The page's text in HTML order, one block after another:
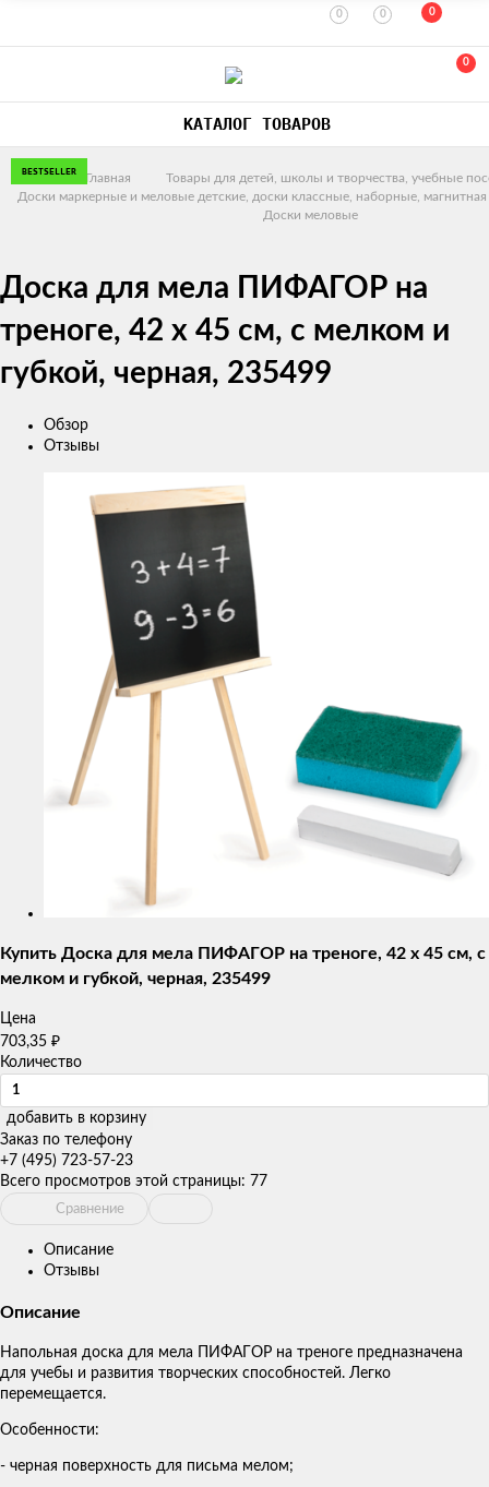
0 0 0
0
КАТАЛОГ ТОВАРОВ
Главная
Товары для детей, школы и творчества, учебные
Доски маркерные и меловые детские, доски классные, наборные, магнитная
Доски меловые
Доска для мела ПИФАГОР на
треноге, 42 x 45 см, с мелком и
губкой, черная, 235499
Обзор
Отзывы
Изображения
BESTSELLER
Купить Доска для мела ПИФАГОР на треноге, 42 x 45 см, с
мелком и губкой, черная, 235499
Цена
703,35 ₽
Количество
добавить в корзину
Заказ по телефону
+7 (495) 723-57-23
Всего просмотров этой страницы: 77
Сравнение
Описание
Отзывы
Описание
Напольная доска для мела ПИФАГОР на треноге предназначена
для учебы и развития творческих способностей. Легко
перемещается.
Особенности:
- черная поверхность для письма мелом;